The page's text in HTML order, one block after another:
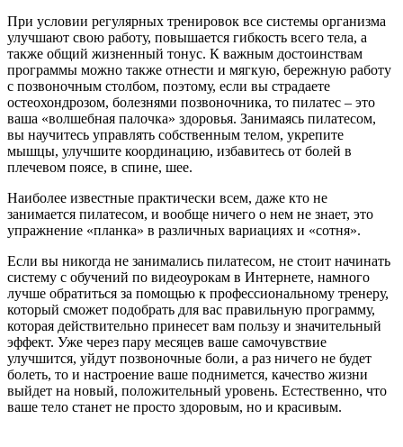
При условии регулярных тренировок все системы организма
улучшают свою работу, повышается гибкость всего тела, а
также общий жизненный тонус. К важным достоинствам
программы можно также отнести и мягкую, бережную работу
с позвоночным столбом, поэтому, если вы страдаете
остеохондрозом, болезнями позвоночника, то пилатес – это
ваша «волшебная палочка» здоровья. Занимаясь пилатесом,
вы научитесь управлять собственным телом, укрепите
мышцы, улучшите координацию, избавитесь от болей в
плечевом поясе, в спине, шее.
Наиболее известные практически всем, даже кто не
занимается пилатесом, и вообще ничего о нем не знает, это
упражнение «планка» в различных вариациях и «сотня».
Если вы никогда не занимались пилатесом, не стоит начинать
систему с обучений по видеоурокам в Интернете, намного
лучше обратиться за помощью к профессиональному тренеру,
который сможет подобрать для вас правильную программу,
которая действительно принесет вам пользу и значительный
эффект. Уже через пару месяцев ваше самочувствие
улучшится, уйдут позвоночные боли, а раз ничего не будет
болеть, то и настроение ваше поднимется, качество жизни
выйдет на новый, положительный уровень. Естественно, что
ваше тело станет не просто здоровым, но и красивым.